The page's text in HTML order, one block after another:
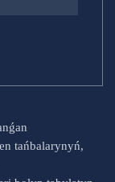
tańbalarynyń,